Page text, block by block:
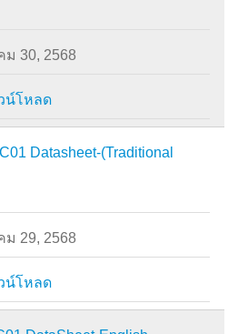
ม 30, 2568
น์โหลด
Datasheet-(Traditional
ม 29, 2568
น์โหลด